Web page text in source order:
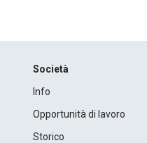
Società
Info
Opportunità di lavoro
Storico